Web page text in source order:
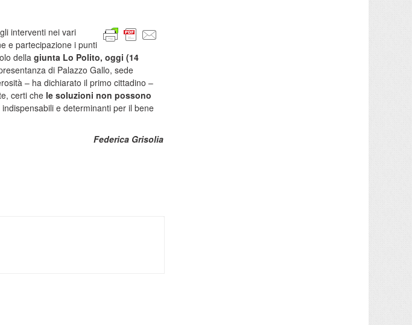
interventi nei vari
e partecipazione i punti
della giunta Lo Polito, oggi (14
di Palazzo Gallo, sede
– ha dichiarato il primo cittadino –
certi che le soluzioni non possono
indispensabili e determinanti per il bene
Federica Grisolia